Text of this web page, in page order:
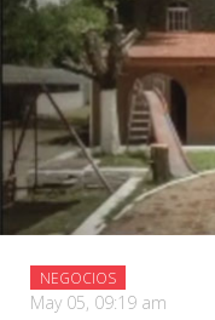
NEGOCIOS
May 05, 09:19 am